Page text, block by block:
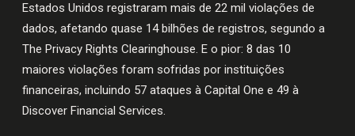
Estados Unidos registraram mais de 22 mil violações de
dados, afetando quase 14 bilhões de registros, segundo a
The Privacy Rights Clearinghouse. E o pior: 8 das 10
maiores violações foram sofridas por instituições
financeiras, incluindo 57 ataques à Capital One e 49 à
Discover Financial Services.